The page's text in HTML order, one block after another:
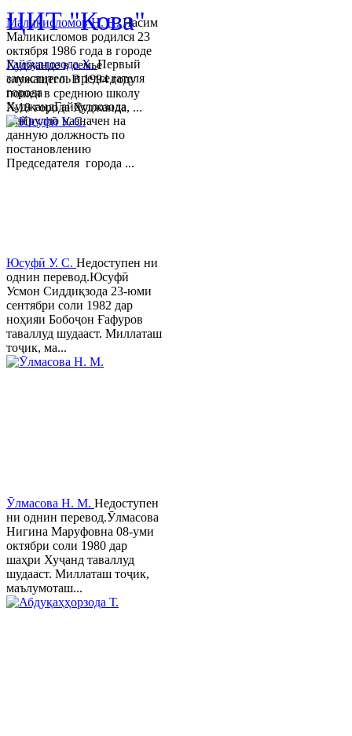
Гайбуллозода Х.Первый
заместитель председателя
города
ХуджандГайбуллозода
Хайрулло назначен на
данную должность по
постановлению
Председателя города ...
Маликисломов Н. Н.Насим
Маликисломов родился 23
октября 1986 года в городе
Худжанде в семье
служащего. В 1994 году
пошел в среднюю школу
№18 города Худжанда, ...
Юсуфӣ У. C. Недоступен ни
однин перевод.Юсуфӣ
Усмон Сиддиқзода 23-юми
сентябри соли 1982 дар
ноҳияи Бобоҷон Ғафуров
таваллуд шудааст. Миллаташ
тоҷик, ма...
Ӯлмасова Н. М. Недоступен
ни однин перевод.Ӯлмасова
Нигина Маруфовна 08-уми
октябри соли 1980 дар
шаҳри Хуҷанд таваллуд
шудааст. Миллаташ тоҷик,
маълумоташ...
ЦИТ "Кова"